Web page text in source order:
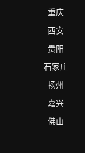
重庆
西安
贵阳
石家庄
扬州
嘉兴
佛山